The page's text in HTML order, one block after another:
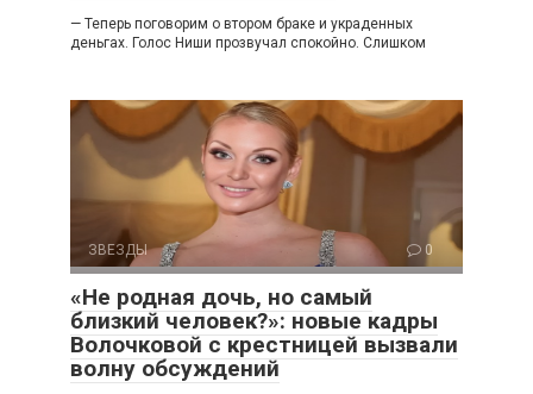
— Теперь поговорим о втором браке и украденных
деньгах. Голос Ниши прозвучал спокойно. Слишком
ЗВЕЗДЫ 0
«Не родная дочь, но самый
близкий человек?»: новые кадры
Волочковой с крестницей вызвали
волну обсуждений